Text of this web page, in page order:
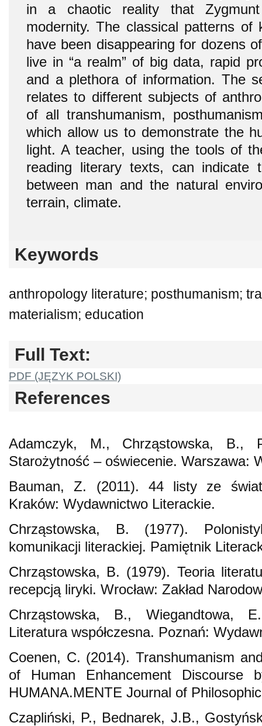
in a chaotic reality that
modernity. The classical patterns of
have been disappearing for dozens
live in “a realm” of big data, rapid
and a plethora of information. The
relates to different subjects of
of all transhumanism,
which allow us to demonstrate the
light. A teacher, using the tools of
reading literary texts, can indicate
between man and the natural
terrain, climate.
Keywords
anthropology literature; posthumanism;
materialism; education
Full Text:
PDF (JĘZYK POLSKI)
References
Adamczyk, M., Chrząstowska, B.,
Starożytność – oświecenie. Warszawa:
Bauman, Z. (2011). 44 listy ze
Kraków: Wydawnictwo Literackie.
Chrząstowska, B. (1977).
komunikacji literackiej. Pamiętnik
Chrząstowska, B. (1979). Teoria
recepcją liryki. Wrocław: Zakład
Chrząstowska, B., Wiegandtowa,
Literatura współczesna. Poznań:
Coenen, C. (2014). Transhumanism
of Human Enhancement Discourse
HUMANA.MENTE Journal of
Czapliński, P., Bednarek, J.B.,